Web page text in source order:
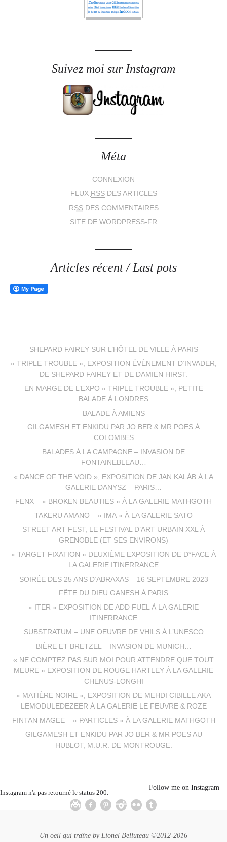
Suivez moi sur Instagram
Méta
CONNEXION
FLUX RSSDES ARTICLES
RSSDES COMMENTAIRES
SITE DE WORDPRESS-FR
Articles récent / Last pots
SHEPARD FAIREY SUR L’HÔTEL DE VILLE À PARIS
« TRIPLE TROUBLE », EXPOSITION ÉVÈNEMENT D’INVADER,
DE SHEPARD FAIREY ET DE DAMIEN HIRST.
EN MARGE DE L’EXPO « TRIPLE TROUBLE », PETITE
BALADE À LONDRES
BALADE À AMIENS
GILGAMESH ET ENKIDU PAR JO BER & MR POES À
COLOMBES
BALADES À LA CAMPAGNE – INVASION DE
FONTAINEBLEAU…
« DANCE OF THE VOID », EXPOSITION DE JAN KALÁB À LA
GALERIE DANYSZ – PARIS…
FENX – « BROKEN BEAUTIES » À LA GALERIE MATHGOTH
TAKERU AMANO – « IMA » À LA GALERIE SATO
STREET ART FEST, LE FESTIVAL D’ART URBAIN XXL À
GRENOBLE (ET SES ENVIRONS)
« TARGET FIXATION » DEUXIÈME EXPOSITION DE D*FACE À
LA GALERIE ITINERRANCE
SOIRÉE DES 25 ANS D’ABRAXAS – 16 SEPTEMBRE 2023
FÊTE DU DIEU GANESH À PARIS
« ITER » EXPOSITION DE ADD FUEL À LA GALERIE
ITINERRANCE
SUBSTRATUM – UNE OEUVRE DE VHILS À L’UNESCO
BIÈRE ET BRETZEL – INVASION DE MUNICH…
« NE COMPTEZ PAS SUR MOI POUR ATTENDRE QUE TOUT
MEURE » EXPOSITION DE ROUGE HARTLEY À LA GALERIE
CHENUS-LONGHI
« MATIÈRE NOIRE », EXPOSITION DE MEHDI CIBILLE AKA
LEMODULEDEZEER À LA GALERIE LE FEUVRE & ROZE
FINTAN MAGEE – « PARTICLES » À LA GALERIE MATHGOTH
GILGAMESH ET ENKIDU PAR JO BER & MR POES AU
HUBLOT, M.U.R. DE MONTROUGE.
Instagram n'a pas retourné le status 200.
Follow me on Instagram
Un oeil qui traîne by Lionel Belluteau ©2012-2016